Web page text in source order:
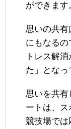
ができます
思いの共
にもなるの
トレス解
た」となっ
思いを共
ートは、ス
競技場では